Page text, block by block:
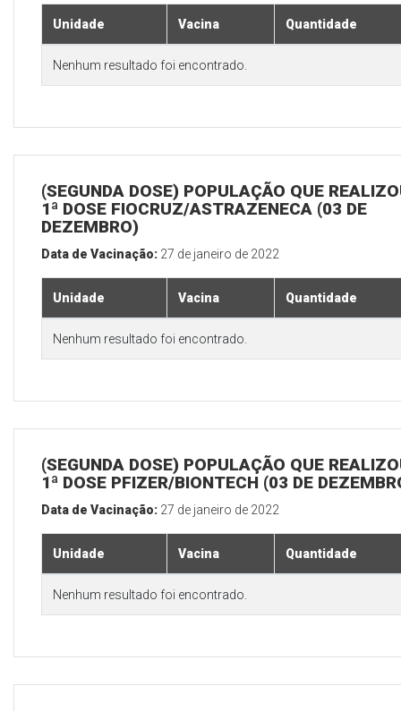
Unidade Vacina Quantidade
Nenhum resultado foi encontrado.
(SEGUNDA DOSE) POPULAÇÃO QUE
1ª DOSE FIOCRUZ/ASTRAZENECA (03 DE
DEZEMBRO)
Data de Vacinação: 27 de janeiro de 2022
Unidade Vacina Quantidade
Nenhum resultado foi encontrado.
(SEGUNDA DOSE) POPULAÇÃO QUE
1ª DOSE PFIZER/BIONTECH (03 DE
Data de Vacinação: 27 de janeiro de 2022
Unidade Vacina Quantidade
Nenhum resultado foi encontrado.